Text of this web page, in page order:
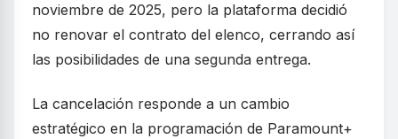
noviembre de 2025, pero la plataforma decidió
no renovar el contrato del elenco, cerrando así
las posibilidades de una segunda entrega.
La cancelación responde a un cambio
estratégico en la programación de Paramount+